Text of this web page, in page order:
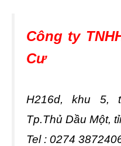
Công ty
Cư
H216d, khu 5,
Tp.Thủ Dầu Một,
Tel : 0274